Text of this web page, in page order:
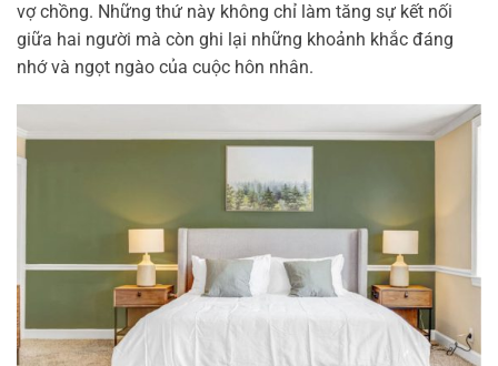
vợ chồng. Những thứ này không chỉ làm tăng sự kết nối
giữa hai người mà còn ghi lại những khoảnh khắc đáng
nhớ và ngọt ngào của cuộc hôn nhân.